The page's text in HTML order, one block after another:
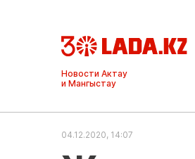
Ақтау және
Манғыстау
жаңалықтары
04.12.2020, 14:07